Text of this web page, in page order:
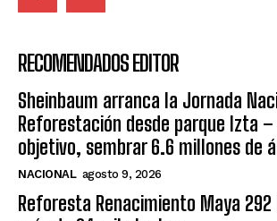
RECOMENDADOS EDITOR
Sheinbaum arranca la Jornada
Reforestación desde parque Izta –
objetivo, sembrar 6.6 millones de
NACIONAL agosto 9, 2026
Reforesta Renacimiento Maya